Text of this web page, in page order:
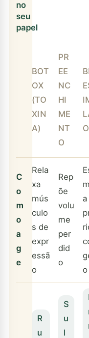
no
seu
papel
BOT
OX
(TO
XIN
A)
PR
EE
NC
HI
ME
NT
O
C
o
m
o
a
g
e
Rela
xa
mús
culo
s de
expr
essã
o
Rep
õe
volu
me
per
did
o
o
R
u
S
u
l